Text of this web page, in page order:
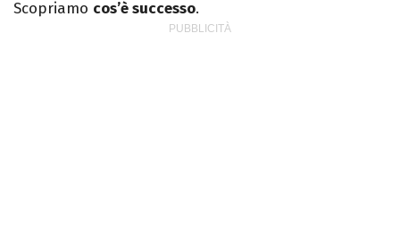
Scopriamo cos’è successo.